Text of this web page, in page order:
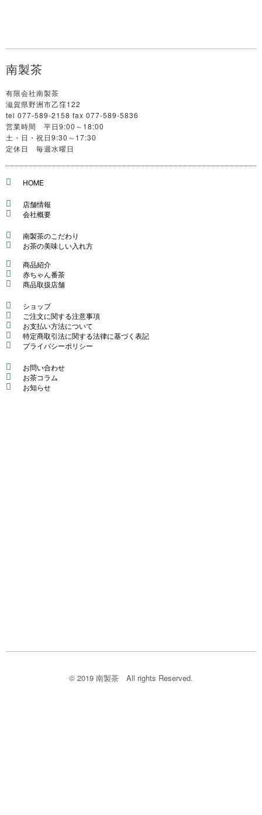
南製茶
有限会社南製茶
滋賀県野洲市乙窪122
tel 077-589-2158 fax 077-589-5836
営業時間 平日9:00～18:00
土・日・祝日9:30～17:30
定休日 毎週水曜日
HOME
店舗情報
会社概要
南製茶のこだわり
お茶の美味しい入れ方
商品紹介
赤ちゃん番茶
商品取扱店舗
ショップ
ご注文に関する注意事項
お支払い方法について
特定商取引法に関する法律に基づく表記
プライバシーポリシー
お問い合わせ
お茶コラム
お知らせ
© 2019 南製茶​ All rights Reserved.